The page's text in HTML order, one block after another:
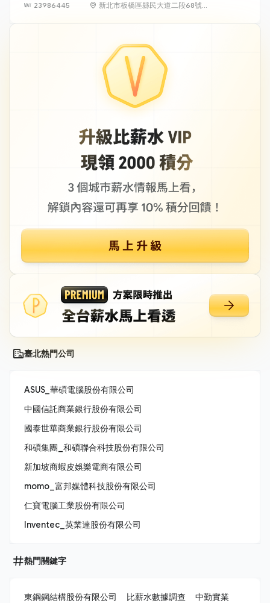
23986445
新北市板橋區縣民大道二段68號
臺北熱門公司
ASUS_華碩電腦股份有限公司
中國信託商業銀行股份有限公司
國泰世華商業銀行股份有限公司
和碩集團_和碩聯合科技股份有限公司
新加坡商蝦皮娛樂電商有限公司
momo_富邦媒體科技股份有限公司
仁寶電腦工業股份有限公司
Inventec_英業達股份有限公司
熱門關鍵字
東鋼鋼結構股份有限公司 比薪水數據調查
中勤實業